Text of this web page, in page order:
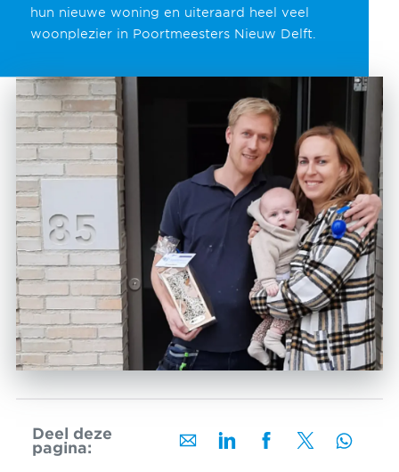
hun nieuwe woning en uiteraard heel veel
woonplezier in Poortmeesters Nieuw Delft.
Deel deze
pagina: